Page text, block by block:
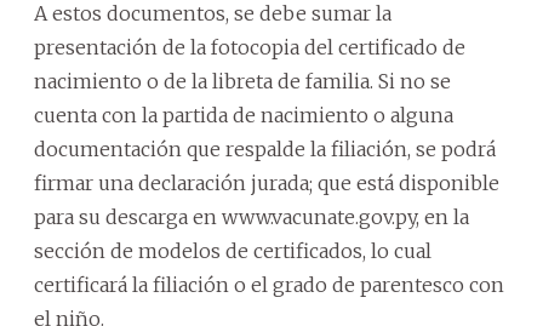
A estos documentos, se debe sumar la
presentación de la fotocopia del certificado de
nacimiento o de la libreta de familia. Si no se
cuenta con la partida de nacimiento o alguna
documentación que respalde la filiación, se podrá
firmar una declaración jurada; que está disponible
para su descarga en www.vacunate.gov.py, en la
sección de modelos de certificados, lo cual
certificará la filiación o el grado de parentesco con
el niño.